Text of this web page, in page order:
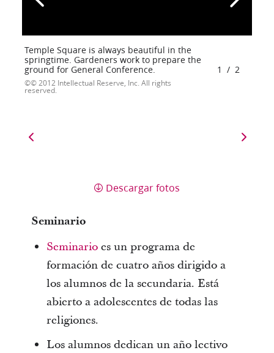
Temple Square is always beautiful in the
springtime. Gardeners work to prepare the
ground for General Conference.
© 2012 Intellectual Reserve, Inc. All rights
reserved.
1 / 2
Descargar fotos
Seminario
Seminarioes un programa de
formación de cuatro años dirigido a
los alumnos de la secundaria. Está
abierto a adolescentes de todas las
religiones.
Los alumnos dedican un año lectivo